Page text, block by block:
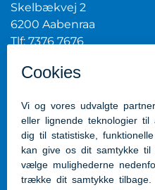
Skelbækvej 2
6200 Aabenraa
Tlf: 7376 7676
CVR.nr.: 29189854
Genveje
Kontakt kommunen
Presserum
Tilgængelighedserklæring